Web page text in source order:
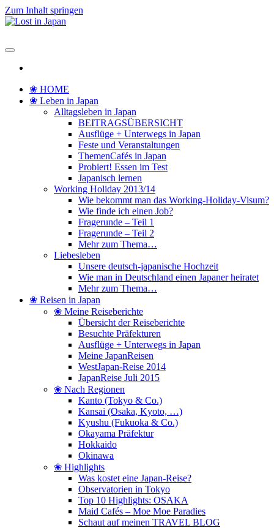
Zum Inhalt springen
❀ HOME
❀ Leben in Japan
Alltagsleben in Japan
BEITRAGSÜBERSICHT
Ausflüge + Unterwegs in Japan
Feste und Veranstaltungen
ThemenCafés in Japan
Probiert! Essen im Test
Japanisch lernen
Working Holiday 2013/14
Wie bekommt man das Working-Holiday-Visum?
Wie finde ich einen Job?
Fragerunde – Teil 1
Fragerunde – Teil 2
Mehr zum Thema…
Liebesleben
Unsere deutsch-japanische Hochzeit
Wie man in Deutschland einen Japaner heiratet
Mehr zum Thema…
❀ Reisen in Japan
❀ Meine Reiseberichte
Übersicht der Reiseberichte
Besuchte Präfekturen
Ausflüge + Unterwegs in Japan
Meine JapanReisen
WestJapan-Reise 2014
JapanReise Juli 2015
❀ Nach Regionen
Kanto (Tokyo & Co.)
Kansai (Osaka, Kyoto, …)
Kyushu (Fukuoka & Co.)
Okayama Präfektur
Hokkaido
Okinawa
❀ Highlights
Was kostet eine Japan-Reise?
Observatorien in Tokyo
Top 10 Highlights: OSAKA
Maid Cafés – Moe Moe Paradies
Schaut auf meinen TRAVEL BLOG